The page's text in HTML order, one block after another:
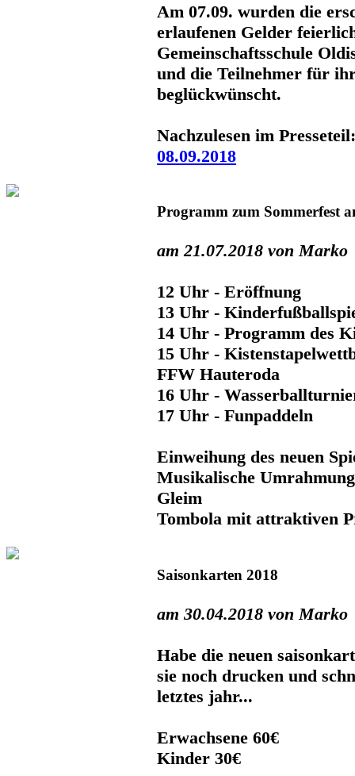
Am 07.09. wurden die
erlaufenen Gelder
Gemeinschaftsschule
und die Teilnehmer für
beglückwünscht.
Nachzulesen im
08.09.2018
Programm zum Sommerfest
am 21.07.2018 von Marko
12 Uhr - Eröffnung
13 Uhr -
14 Uhr - Programm des
15 Uhr -
FFW Hauteroda
16 Uhr -
17 Uhr - Funpaddeln
Einweihung des neuen
Musikalische
Gleim
Tombola mit attraktiven
Saisonkarten 2018
am 30.04.2018 von Marko
Habe die neuen
sie noch drucken und
letztes jahr...
Erwachsene 60€
Kinder 30€